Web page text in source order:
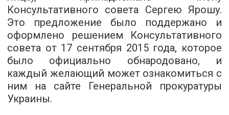
Консультативного совета Сергею Ярошу.
Это предложение было поддержано и
оформлено решением Консультативного
совета от 17 сентября 2015 года, которое
было официально обнародовано, и
каждый желающий может ознакомиться с
ним на сайте Генеральной прокуратуры
Украины.